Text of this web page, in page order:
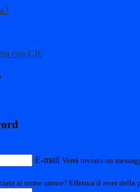
con CIE
E-mail Verrà inviato un
al nome utente? Effettua il reset della